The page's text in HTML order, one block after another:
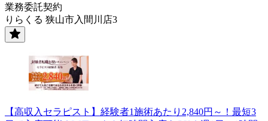
業務委託契約
りらくる 狭山市入間川店3
【高収入セラピスト】経験者1施術あたり2,840円～！最短3